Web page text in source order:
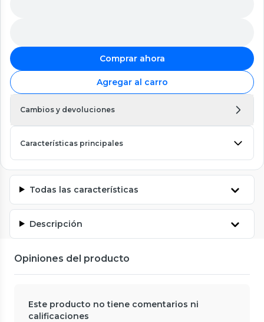
Comprar ahora
Agregar al carro
Cambios y devoluciones
Características principales
Todas las características
Descripción
Opiniones del producto
Este producto no tiene comentarios ni
calificaciones